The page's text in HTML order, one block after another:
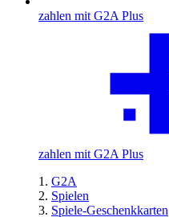
zahlen mit G2A Plus
zahlen mit G2A Plus
G2A
Spielen
Spiele-Geschenkkarten